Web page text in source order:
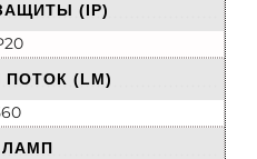
(IP)
(LM)
ЛАМП